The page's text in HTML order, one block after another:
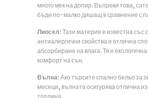
много мек на допир. Въпреки това,
бъде по-малко дишащ в сравнение с
Лиосел: Тази материя е известна със
антиалергични свойства и отлична
абсорбиране на влага. Тя е
комфорт на сън.
Вълна: Ако търсите спално бельо за
месеци, вълната осигурява отлична
топлина.